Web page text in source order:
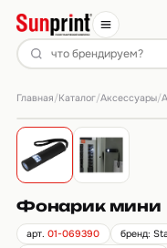
Главная/Каталог/Аксессуары/
Фонарик мини
арт.01-069390 бренд: